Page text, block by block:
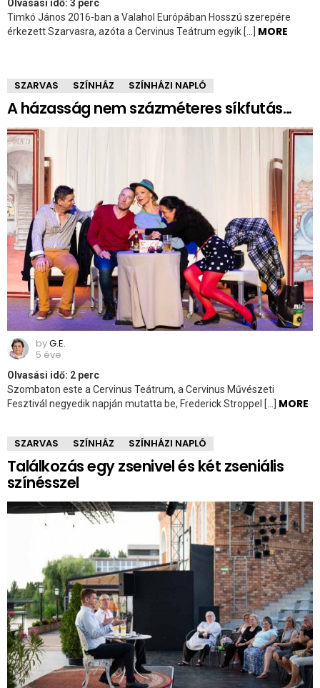
Olvasási idő: 3 perc
Timkó János 2016-ban a Valahol Európában Hosszú szerepére
érkezett Szarvasra, azóta a Cervinus Teátrum egyik […] MORE
SZARVAS SZÍNHÁZ SZÍNHÁZI NAPLÓ
A házasság nem százméteres síkfutás…
byG.E.
5 éve
Olvasási idő: 2 perc
Szombaton este a Cervinus Teátrum, a Cervinus Művészeti
Fesztivál negyedik napján mutatta be, Frederick Stroppel […] MORE
SZARVAS SZÍNHÁZ SZÍNHÁZI NAPLÓ
Találkozás egy zsenivel és két zseniális
színésszel